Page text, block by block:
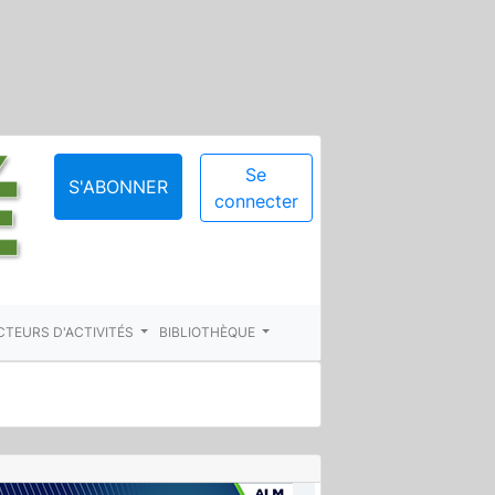
S'ABONNER
Se
connecter
D'ACTIVITÉS BIBLIOTHÈQUE